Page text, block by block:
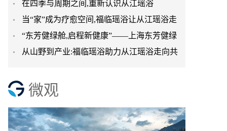
台正式启航
在四季与周期之间,重新认识从江瑶浴
当“家”成为疗愈空间,福临瑶浴让从江瑶浴走
进日常生活
“东芳健绿舱,启程新健康”——上海东芳健绿
AI智能养身舱品牌发
从山野到产业:福临瑶浴助力从江瑶浴走向共
微观